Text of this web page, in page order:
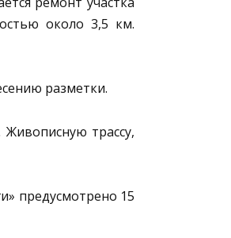
около 3,5 км.
разметки.
трассу,
предусмотрено 15